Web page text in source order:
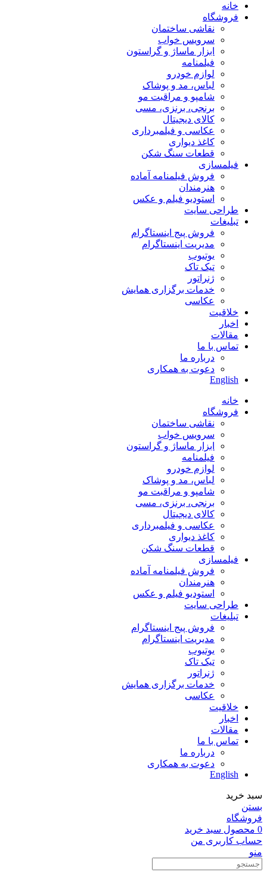
خانه
فروشگاه
نقاشی ساختمان
سرویس خواب
ابزار ماساژ و گراستون
فیلمنامه
لوازم خودرو
لباس، مد و پوشاک
شامپو و مراقبت مو
برنجی، برنزی، مسی
کالای دیجیتال
عکاسی و فیلمبرداری
کاغذ دیواری
قطعات سنگ شکن
فیلمسازی
فروش فیلمنامه آماده
هنرمندان
استودیو فیلم و عکس
طراحی سایت
تبلیغات
فروش پیج اینستاگرام
مدیریت اینستاگرام
یوتیوب
تیک تاک
ژنراتور
خدمات برگزاری همایش
عکاسی
خلاقیت
اخبار
مقالات
تماس با ما
درباره ما
دعوت به همکاری
English
خانه
فروشگاه
نقاشی ساختمان
سرویس خواب
ابزار ماساژ و گراستون
فیلمنامه
لوازم خودرو
لباس، مد و پوشاک
شامپو و مراقبت مو
برنجی، برنزی، مسی
کالای دیجیتال
عکاسی و فیلمبرداری
کاغذ دیواری
قطعات سنگ شکن
فیلمسازی
فروش فیلمنامه آماده
هنرمندان
استودیو فیلم و عکس
طراحی سایت
تبلیغات
فروش پیج اینستاگرام
مدیریت اینستاگرام
یوتیوب
تیک تاک
ژنراتور
خدمات برگزاری همایش
عکاسی
خلاقیت
اخبار
مقالات
تماس با ما
درباره ما
دعوت به همکاری
English
سبد خرید
بستن
فروشگاه
0 محصول سبد خرید
حساب کاربری من
منو